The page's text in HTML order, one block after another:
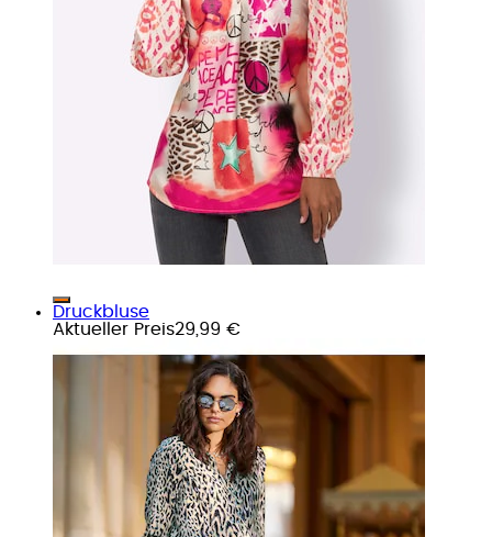
Druckbluse
Aktueller Preis29,99 €